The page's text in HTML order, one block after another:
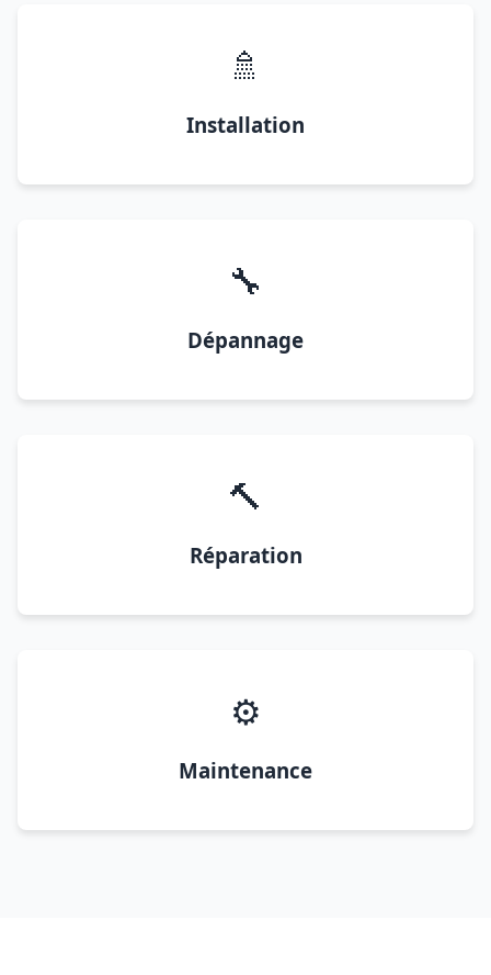
🚿
Installation
🔧
Dépannage
🔨
Réparation
⚙️
Maintenance